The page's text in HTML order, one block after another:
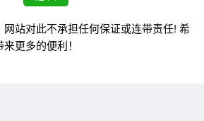
站对此不承担任何保证或连带责任! 希
更多的便利！